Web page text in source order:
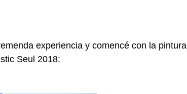
experiencia y comencé con la pintura
Seul 2018: